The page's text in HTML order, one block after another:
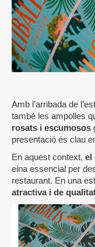
Amb l’arribada de
també les ampolles
rosats i escumosos
presentació és clau
En aquest context, el
eina essencial per
restaurant. En una
atractiva i de